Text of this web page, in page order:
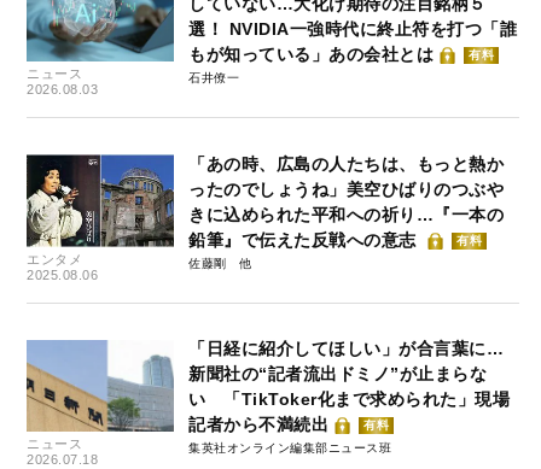
ニュース
2026.08.03
選！ NVIDIA一強時代に終止符を打つ「誰
もが知っている」あの会社とは
有料
石井僚一
エンタメ
2025.08.06
「あの時、広島の人たちは、もっと熱か
ったのでしょうね」美空ひばりのつぶや
きに込められた平和への祈り…『一本の
鉛筆』で伝えた反戦への意志
有料
佐藤剛
ニュース
2026.07.18
「日経に紹介してほしい」が合言葉に…
新聞社の“記者流出ドミノ”が止まらな
い 「TikToker化まで求められた」現場
記者から不満続出
有料
集英社オンライン編集部ニュース班